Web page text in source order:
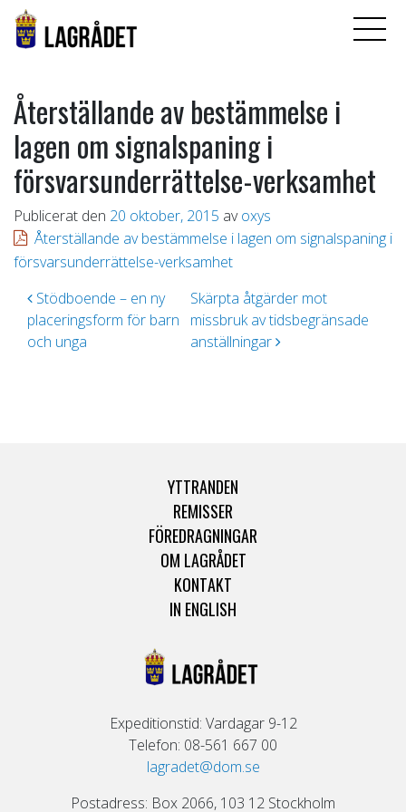
Återställande av bestämmelse i
lagen om signalspaning i
försvarsunderrättelse-verksamhet
Publicerat den 20 oktober, 2015 av oxys
Återställande av bestämmelse i lagen om signalspaning i
försvarsunderrättelse-verksamhet
Inläggsnavigering
Stödboende – en ny
placeringsform för barn
och unga
Skärpta åtgärder mot
missbruk av tidsbegränsade
anställningar
YTTRANDEN
REMISSER
FÖREDRAGNINGAR
OM LAGRÅDET
KONTAKT
IN ENGLISH
Expeditionstid: Vardagar 9-12
Telefon: 08-561 667 00
lagradet@dom.se
Postadress: Box 2066, 103 12 Stockholm